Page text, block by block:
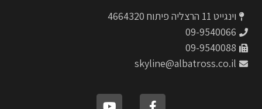
וינגייט 11 הרצליה פיתוח 4664320
09-9540066
09-9540088
skyline@albatross.co.il